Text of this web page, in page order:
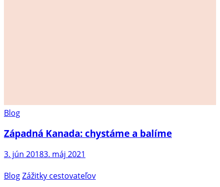
Blog
Západná Kanada: chystáme a balíme
3. jún 20183. máj 2021
BlogZážitky cestovateľov